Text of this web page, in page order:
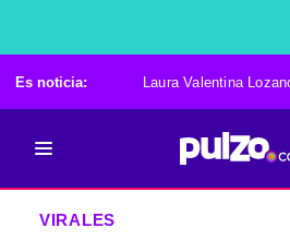
Es noticia: Laura Valentina
VIRALES